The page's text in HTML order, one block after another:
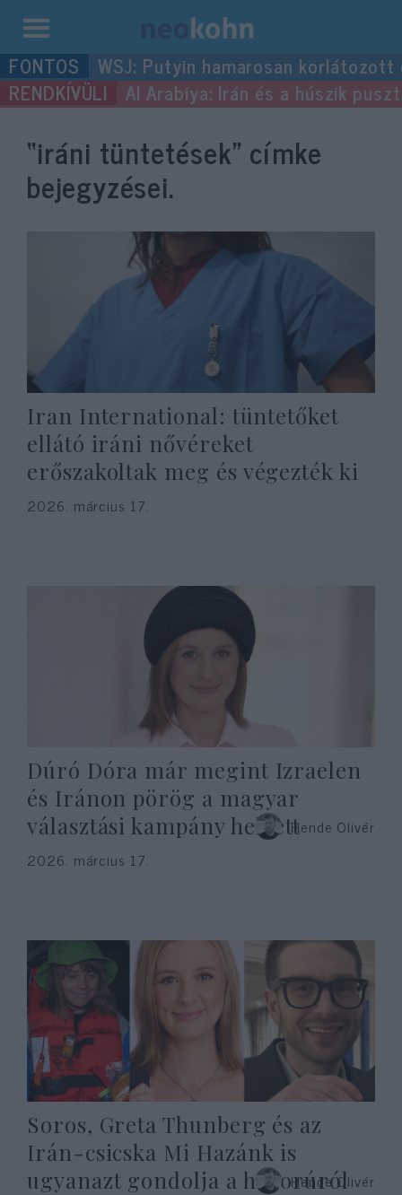
Kilépés
a
tartalomba
WSJ: Putyin hamarosan
Al Arabiya: Irán és a húszik
“iráni tüntetések” címke
bejegyzései.
Iran International: tüntetőket
ellátó iráni nővéreket
erőszakoltak meg és végezték ki
2026. március 17.
Dúró Dóra már megint Izraelen
és Iránon pörög a magyar
választási kampány helyettHende Olivér
2026. március 17.
Soros, Greta Thunberg és az
Irán-csicska Mi Hazánk is
ugyanazt gondolja a háborúról
Hende Olivér